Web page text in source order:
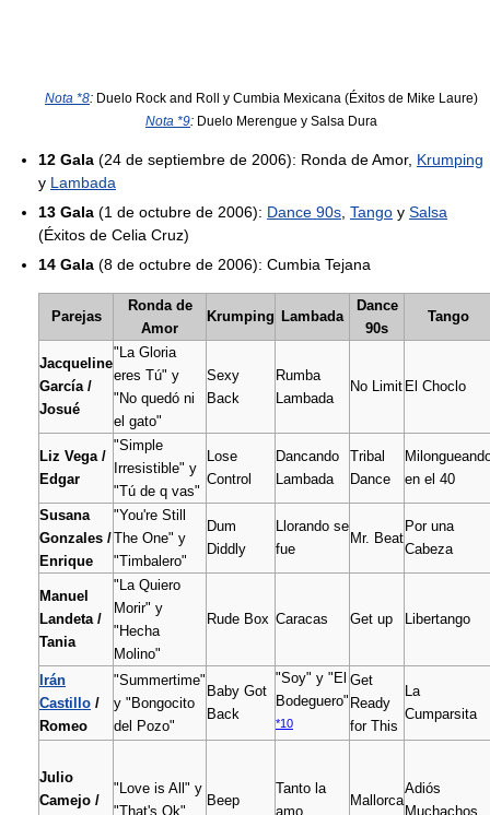
Nota *8: Duelo Rock and Roll y Cumbia Mexicana (Éxitos de Mike Laure)
Nota *9: Duelo Merengue y Salsa Dura
12 Gala (24 de septiembre de 2006): Ronda de Amor, Krumping
y Lambada
13 Gala (1 de octubre de 2006): Dance 90s Tango y Salsa
(Éxitos de Celia Cruz)
14 Gala (8 de octubre de 2006): Cumbia Tejana
Parejas
Ronda de
Amor
Krumping Lambada
Dance
90s
Tango
Jacqueline
García /
Josué
"La Gloria
eres Tú" y
"No quedó ni
el gato"
Sexy
Back
Rumba
Lambada
No Limit El Choclo
Liz Vega /
Edgar
"Simple
Irresistible" y
"Tú de q vas"
Lose
Control
Dancando
Lambada
Tribal
Dance
en el 40
Susana
Gonzales /
Enrique
"You're Still
The One" y
"Timbalero"
Dum
Diddly
Llorando se
fue
Mr. Beat
Por una
Cabeza
Manuel
Landeta /
Tania
"La Quiero
Morir" y
"Hecha
Molino"
Rude Box Caracas Get up Libertango
Irán
Castillo /
Romeo
"Summertime"
y "Bongocito
del Pozo"
Baby Got
Back
"Soy" y "El
Bodeguero"
*10
Get
Ready
for This
La
Cumparsita
Julio
Camejo /
"Love is All" y
"That's Ok"
Beep
Tanto la
amo
Mallorca
Adiós
Muchachos